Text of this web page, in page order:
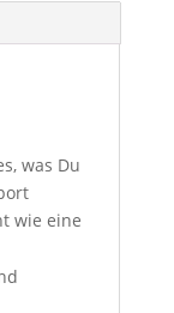
was Du
wie eine